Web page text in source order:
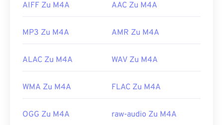
AIFF Zu M4A AAC Zu M4A
MP3 Zu M4A AMR Zu M4A
ALAC Zu M4A WAV Zu M4A
WMA Zu M4A FLAC Zu M4A
OGG Zu M4A raw-audio Zu M4A